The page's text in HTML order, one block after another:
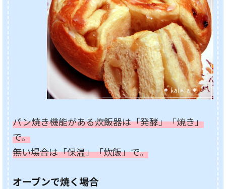
パン焼き機能がある炊飯器は「発酵」「焼き」
で。
無い場合は「保温」「炊飯」で。
オーブンで焼く場合